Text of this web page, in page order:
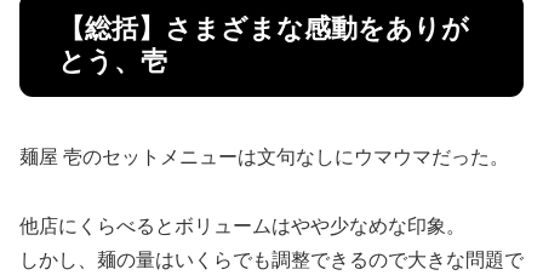
【総括】さまざまな感動をありが
とう、壱
麺屋 壱のセットメニューは文句なしにウマウマだった。
他店にくらべるとボリュームはやや少なめな印象。
しかし、麺の量はいくらでも調整できるので大きな問題で